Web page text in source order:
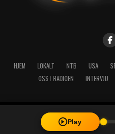
HJEM LOKALT NTB USA
OSS I RADIOEN
INTERVJU
Copyright © 2026 A-Media AS |
5527 Haugesund - Mail:
Play